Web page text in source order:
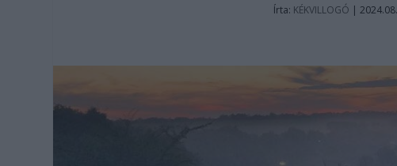
Írta: KÉKVILLOGÓ |